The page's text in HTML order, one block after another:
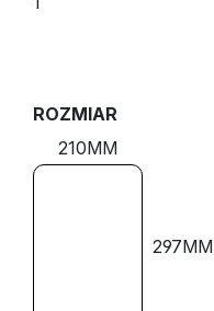
ROZMIAR
210MM
297MM